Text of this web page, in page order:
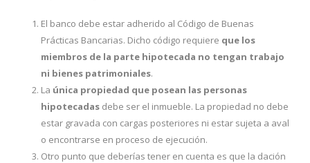
El banco debe estar adherido al Código de Buenas
Prácticas Bancarias. Dicho código requiere que los
miembros de la parte hipotecada no tengan trabajo
ni bienes patrimoniales.
La única propiedad que posean las personas
hipotecadas debe ser el inmueble. La propiedad no debe
estar gravada con cargas posteriores ni estar sujeta a aval
o encontrarse en proceso de ejecución.
Otro punto que deberías tener en cuenta es que la dación